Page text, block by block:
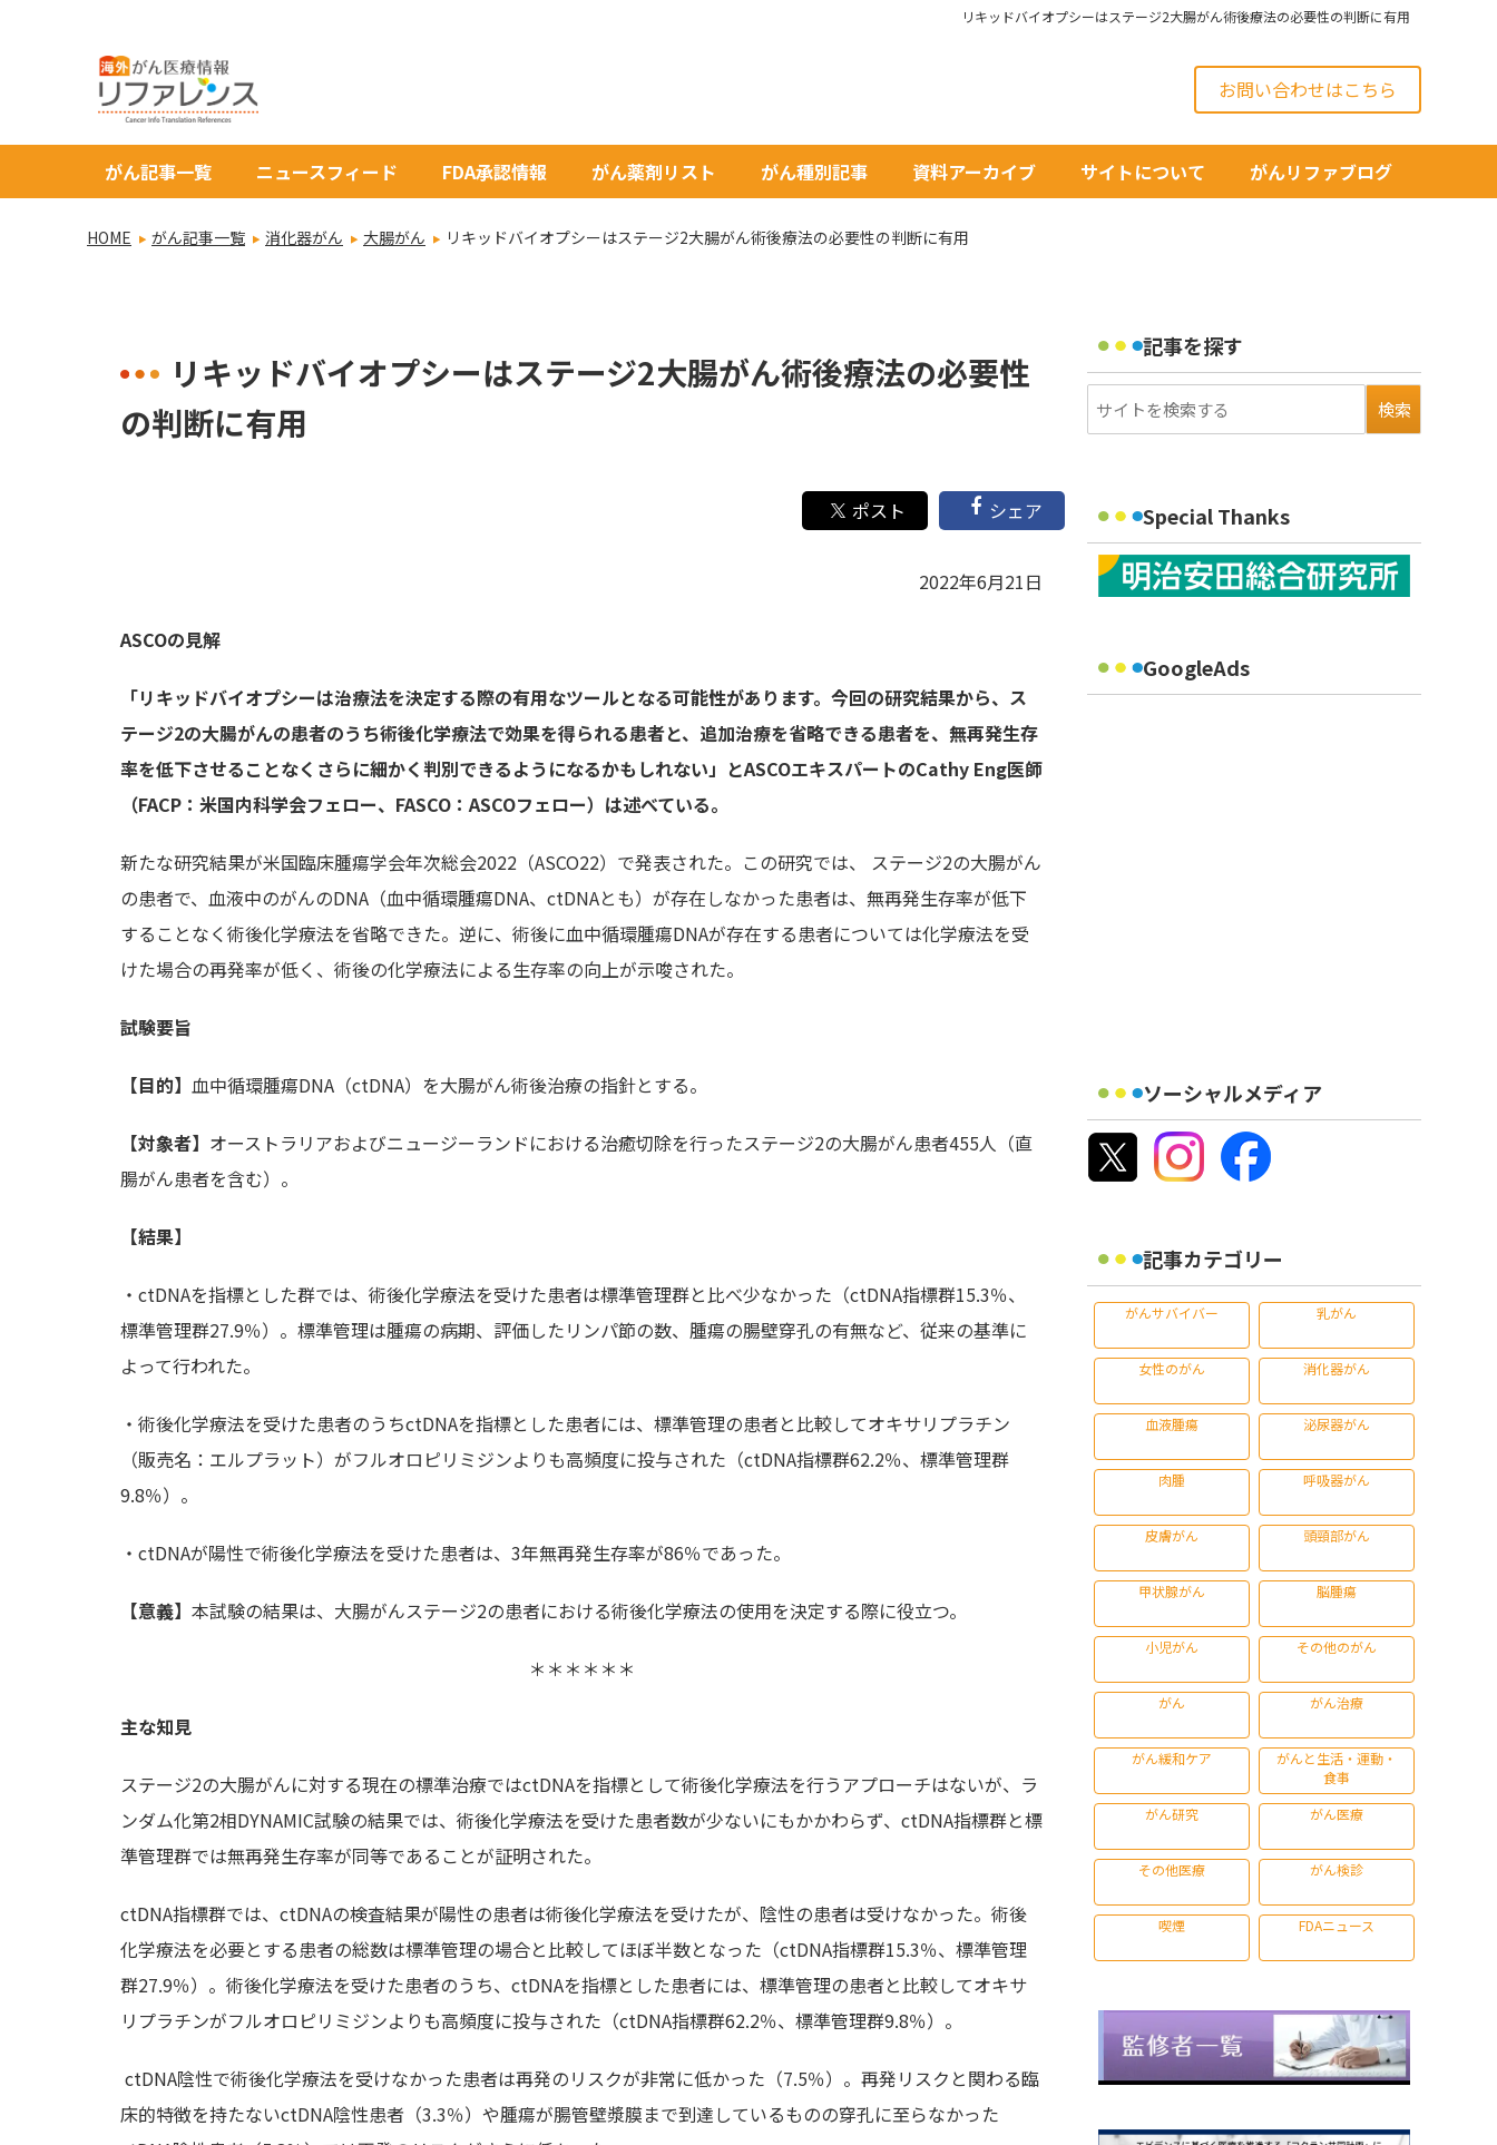
リキッドバイオプシーはステージ2大腸がん術後療法の必要性の判断に有用
お問い合わせはこちら
がん記事一覧 ニュースフィード FDA承認情報 がん薬剤リスト がん種別記事 資料アーカイブ サイトについて がんリファブログ
HOME がん記事一覧 消化器がん 大腸がん リキッドバイオプシーはステージ2大腸がん術後療法の必要性の判断に有用
リキッドバイオプシーはステージ2大腸がん術後療法の必要性
の判断に有用
シェア
2022年6月21日
ASCOの見解
「リキッドバイオプシーは治療法を決定する際の有用なツールとなる可能性があります。今回の研究結果から、ス
テージ2の大腸がんの患者のうち術後化学療法で効果を得られる患者と、追加治療を省略できる患者を、無再発生存
率を低下させることなくさらに細かく判別できるようになるかもしれない」とASCOエキスパートのCathy Eng医師
（FACP：米国内科学会フェロー、FASCO：ASCOフェロー）は述べている。
新たな研究結果が米国臨床腫瘍学会年次総会2022（ASCO22）で発表された。この研究では、 ステージ2の大腸がん
の患者で、血液中のがんのDNA（血中循環腫瘍DNA、ctDNAとも）が存在しなかった患者は、無再発生存率が低下
することなく術後化学療法を省略できた。逆に、術後に血中循環腫瘍DNAが存在する患者については化学療法を受
けた場合の再発率が低く、術後の化学療法による生存率の向上が示唆された。
試験要旨
【目的】 血中循環腫瘍DNA（ctDNA）を大腸がん術後治療の指針とする。
【対象者】 オーストラリアおよびニュージーランドにおける治癒切除を行ったステージ2の大腸がん患者455人（直
腸がん患者を含む）。
【結果】
・ctDNAを指標とした群では、術後化学療法を受けた患者は標準管理群と比べ少なかった（ctDNA指標群15.3％、
標準管理群27.9％）。標準管理は腫瘍の病期、評価したリンパ節の数、腫瘍の腸壁穿孔の有無など、従来の基準に
よって行われた。
・術後化学療法を受けた患者のうちctDNAを指標とした患者には、標準管理の患者と比較してオキサリプラチン
（販売名：エルプラット）がフルオロピリミジンよりも高頻度に投与された（ctDNA指標群62.2％、標準管理群
9.8％）。
・ctDNAが陽性で術後化学療法を受けた患者は、3年無再発生存率が86％であった。
【意義】 本試験の結果は、大腸がんステージ2の患者における術後化学療法の使用を決定する際に役立つ。
＊＊＊＊＊＊
主な知見
ステージ2の大腸がんに対する現在の標準治療ではctDNAを指標として術後化学療法を行うアプローチはないが、ラ
ンダム化第2相DYNAMIC試験の結果では、術後化学療法を受けた患者数が少ないにもかかわらず、ctDNA指標群と標
準管理群では無再発生存率が同等であることが証明された。
ctDNA指標群では、ctDNAの検査結果が陽性の患者は術後化学療法を受けたが、陰性の患者は受けなかった。術後
化学療法を必要とする患者の総数は標準管理の場合と比較してほぼ半数となった（ctDNA指標群15.3％、標準管理
群27.9％）。術後化学療法を受けた患者のうち、ctDNAを指標とした患者には、標準管理の患者と比較してオキサ
リプラチンがフルオロピリミジンよりも高頻度に投与された（ctDNA指標群62.2％、標準管理群9.8％）。
ctDNA陰性で術後化学療法を受けなかった患者は再発のリスクが非常に低かった（7.5％）。再発リスクと関わる臨
床的特徴を持たないctDNA陰性患者（3.3％）や腫瘍が腸管壁漿膜まで到達しているものの穿孔に至らなかった
記事を探す
Special Thanks
GoogleAds
ソーシャルメディア
記事カテゴリー
がんサバイバー 乳がん
女性のがん 消化器がん
血液腫瘍 泌尿器がん
肉腫 呼吸器がん
皮膚がん 頭頸部がん
甲状腺がん 脳腫瘍
小児がん その他のがん
がん がん治療
がん緩和ケア
がんと生活・運動・
食事
がん研究
がん医療
その他医療 がん検診
喫煙 FDAニュース